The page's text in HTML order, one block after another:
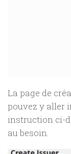
La page de
pouvez y aller
instruction ci-
au besoin.